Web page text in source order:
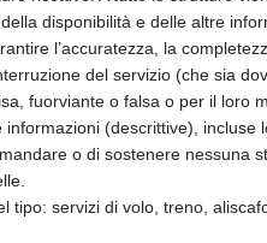
disponibilità e delle altre
l’accuratezza, la
del servizio (che sia
fuorviante o falsa o per il
(descrittive),
o di sostenere nessuna
servizi di volo, treno,